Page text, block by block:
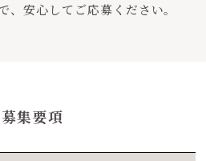
、安心してご応募ください。
集要項